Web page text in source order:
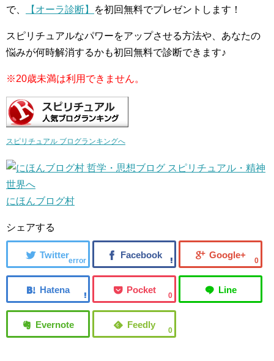
で、
【オーラ診断】 を初回無料でプレゼントします！
スピリチュアルなパワーをアップさせる方法や、あなたの
悩みが何時解消するかも初回無料で診断できます♪
※20歳未満は利用できません。
スピリチュアル ブログランキングへ
にほんブログ村
シェアする
error 0
0
0